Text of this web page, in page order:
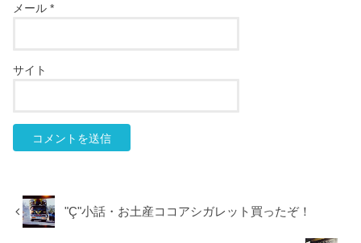
メール*
サイト
"Ç"小話・お土産ココアシガレット買ったぞ！